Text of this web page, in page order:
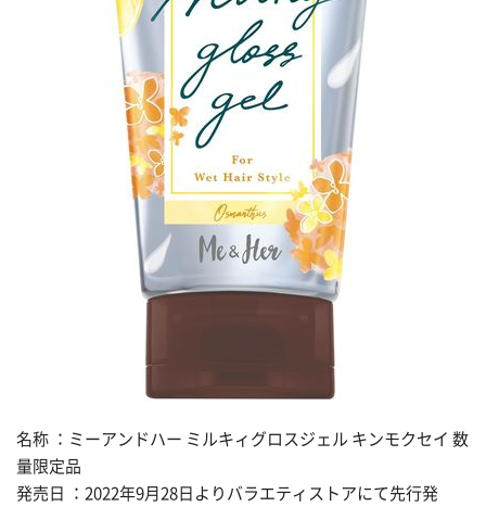
名称 ：ミーアンドハー ミルキィグロスジェル キンモクセイ 数
量限定品
発売日 ：2022年9月28日よりバラエティストアにて先行発